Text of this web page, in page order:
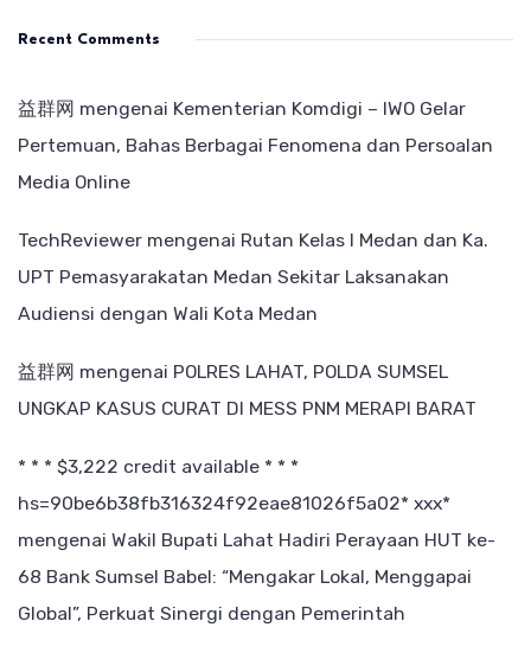
Recent Comments
益群网 mengenai Kementerian Komdigi – IWO Gelar
Pertemuan, Bahas Berbagai Fenomena dan Persoalan
Media Online
TechReviewer mengenai Rutan Kelas I Medan dan Ka.
UPT Pemasyarakatan Medan Sekitar Laksanakan
Audiensi dengan Wali Kota Medan
益群网 mengenai POLRES LAHAT, POLDA SUMSEL
UNGKAP KASUS CURAT DI MESS PNM MERAPI BARAT
* * * $3,222 credit available * * *
hs=90be6b38fb316324f92eae81026f5a02* ххх*
mengenai Wakil Bupati Lahat Hadiri Perayaan HUT ke-
68 Bank Sumsel Babel: “Mengakar Lokal, Menggapai
Global”, Perkuat Sinergi dengan Pemerintah